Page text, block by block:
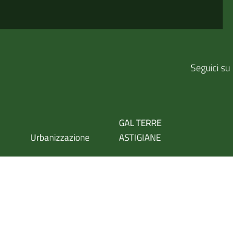
Seguici su
Urbanizzazione
GAL TERRE
ASTIGIANE